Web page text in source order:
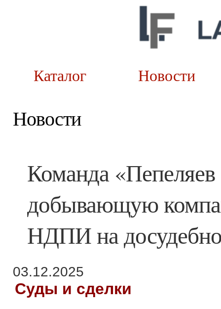
Каталог
Новости
Команда
добывающую
НДПИ на
03.12.2025
Суды и сделки